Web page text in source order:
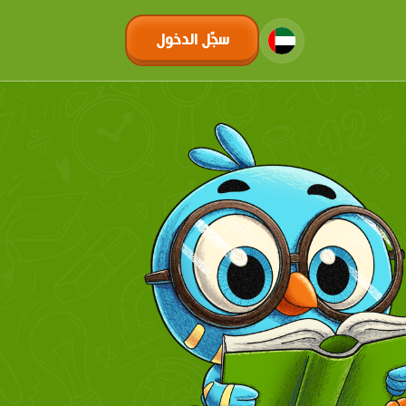
سجّل الدخول